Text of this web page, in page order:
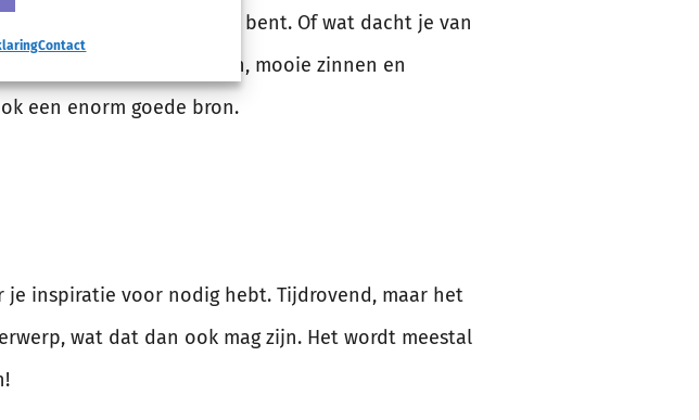
Contact
waar je tevreden over bent. Of wat dacht je van
Do-It-Yourselfprojecten, mooie zinnen en
een enorm goede bron.
je inspiratie voor nodig hebt. Tijdrovend, maar het
wat dat dan ook mag zijn. Het wordt meestal